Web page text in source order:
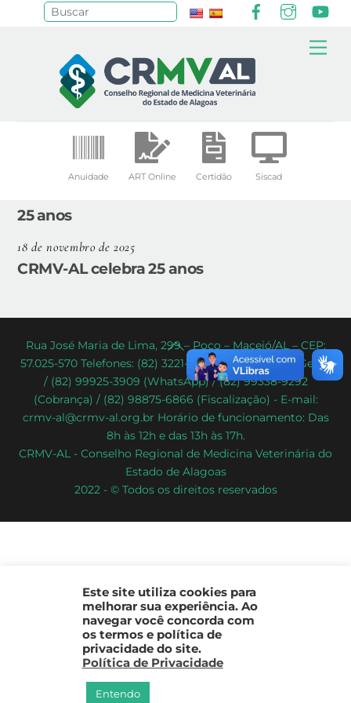
Anuidade ART Online Certidão Siscad
25 anos
18 de novembro de 2025
CRMV-AL celebra 25 anos
Back
To
Top
Rua José Maria de Lima, 299 – Poço – Maceió/AL – CEP:
57.025-570 Telefones: (82) 3221-2086 (Atendimento Geral)
/ (82) 99925-3909 (WhatsApp) / (82) 99338-9292
(Cobrança) / (82) 98875-6866 (Fiscalização) - E-mail:
crmv-al@crmv-al.org.br Horário de funcionamento: Das
8h às 12h e das 13h às 17h.
CRMV-AL - Conselho Regional de Medicina Veterinária do
Estado de Alagoas
2022 - © Todos os direitos reservados
Este site utiliza cookies para
melhorar sua experiência. Ao
navegar você concorda com
os termos e política de
privacidade do site.
Política de Privacidade
Entendo